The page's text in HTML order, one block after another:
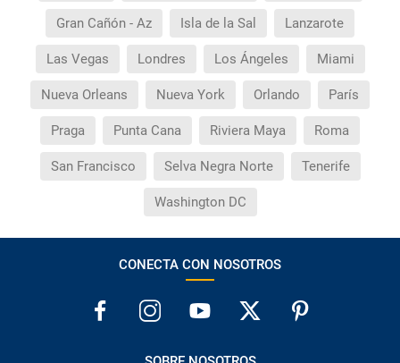
Gran Cañón - Az Isla de la Sal Lanzarote
Las Vegas Londres Los Ángeles Miami
Nueva Orleans Nueva York Orlando París
Praga Punta Cana Riviera Maya Roma
San Francisco Selva Negra Norte Tenerife
Washington DC
CONECTA CON NOSOTROS